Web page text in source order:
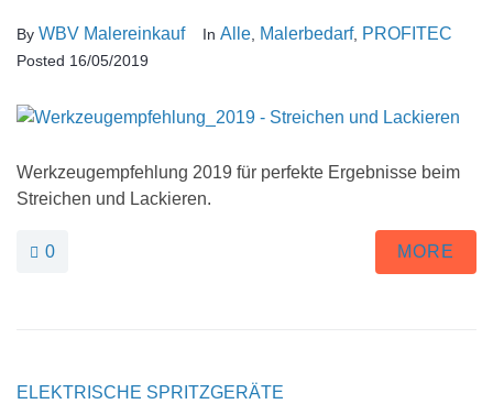
By WBV Malereinkauf In Alle Malerbedarf, PROFITEC
Posted 16/05/2019
Werkzeugempfehlung 2019 für perfekte Ergebnisse beim
Streichen und Lackieren.
0 MORE
ELEKTRISCHE SPRITZGERÄTE